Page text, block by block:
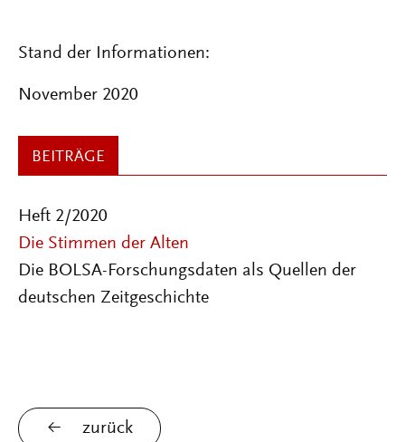
Stand der Informationen:
November 2020
BEITRÄGE
Heft 2/2020
Die Stimmen der Alten
Die BOLSA-Forschungsdaten als Quellen der
deutschen Zeitgeschichte
zurück